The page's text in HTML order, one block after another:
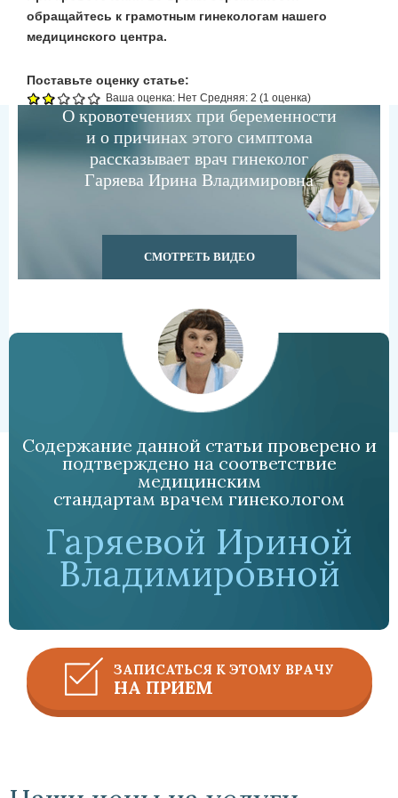
обращайтесь к грамотным гинекологам нашего
медицинского центра.
Поставьте оценку статье:
Ваша оценка: Нет Средняя: 2 (1 оценка)
О кровотечениях при беременности
и о причинах этого симптома
рассказывает врач гинеколог
Гаряева Ирина Владимировна
СМОТРЕТЬ ВИДЕО
Содержание данной статьи проверено и
подтверждено на соответствие
медицинским
стандартам врачем гинекологом
Гаряевой Ириной
Владимировной
ЗАПИСАТЬСЯ К ЭТОМУ ВРАЧУ
НА ПРИЕМ